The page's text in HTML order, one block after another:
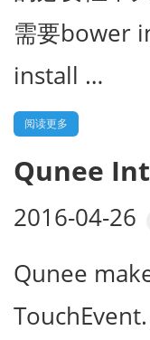
需要bower
install …
阅读更多
Qunee
2016-04-26
Qunee